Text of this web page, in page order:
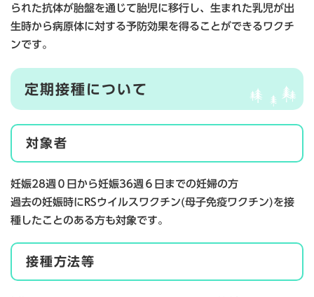
られた抗体が胎盤を通じて胎児に移行し、生まれた乳児が出
生時から病原体に対する予防効果を得ることができるワクチ
ンです。
定期接種について
対象者
妊娠28週０日から妊娠36週６日までの妊婦の方
過去の妊娠時にRSウイルスワクチン(母子免疫ワクチン)を接
種したことのある方も対象です。
接種方法等